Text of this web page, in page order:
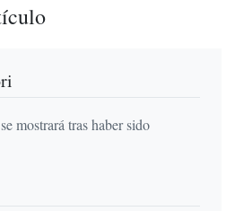
mostrará tras haber sido